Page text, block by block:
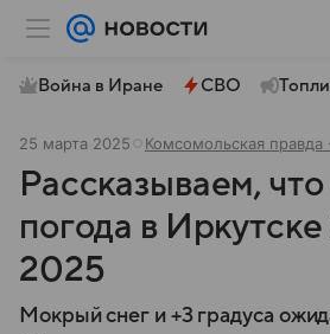
Война в Иране СВО
25 марта 2025 Комсомольская правда
Рассказываем,
погода в
2025
Мокрый снег и +3 градуса